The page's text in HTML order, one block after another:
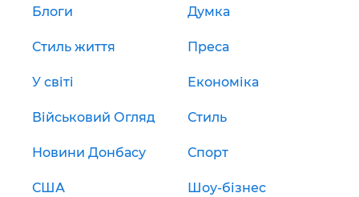
Блоги Думка
Стиль життя Преса
У світі Економіка
Військовий Огляд Стиль
Новини Донбасу Спорт
США Шоу-бізнес